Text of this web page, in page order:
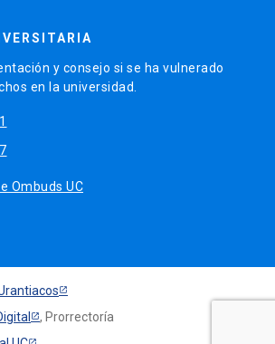
y consejo si se ha vulnerado
en la universidad.
Ombuds UC
, Prorrectoría